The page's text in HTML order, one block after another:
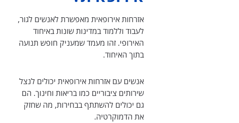
אזרחות אירופאית מאפשרת לאנשים לגור,
לעבוד וללמוד במדינות שונות באיחוד
האירופי. זהו מעמד שמעניק חופש תנועה
בתוך האיחוד.
אנשים עם אזרחות אירופאית יכולים לנצל
שירותים ציבוריים כמו בריאות וחינוך. הם
גם יכולים להשתתף בבחירות, מה שחזק
את הדמוקרטיה.